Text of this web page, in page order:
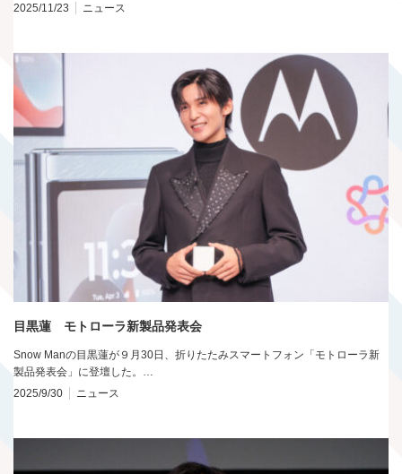
2025/11/23
ニュース
目黒蓮 モトローラ新製品発表会
Snow Manの目黒蓮が９月30日、折りたたみスマートフォン「モトローラ新
製品発表会」に登壇した。…
2025/9/30
ニュース